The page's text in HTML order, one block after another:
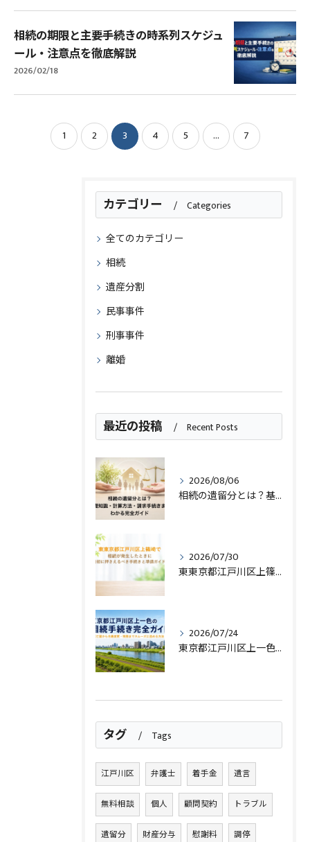
相続の期限と主要手続きの時系列スケジュ
ール・注意点を徹底解説
2026/02/18
1 2 3 4 5 ... 7
カテゴリー Categories
全てのカテゴリー
相続
遺産分割
民事事件
刑事事件
離婚
最近の投稿 Recent Posts
2026/08/06
相続の遺留分とは？基礎知識・計算方法・請求手続きまでわかる完全ガイド
2026/07/30
東東京都江戸川区上篠崎で相続が発生したときに最初に押さえるべき手続きと準備ガイド
2026/07/24
東京都江戸川区上一色の相続手続き完全ガイド｜死亡届から名義変更・税務までスムーズに進める方法
タグ Tags
江戸川区 弁護士 着手金 遺言
無料相談 個人 顧問契約 トラブル
遺留分 財産分与 慰謝料 調停